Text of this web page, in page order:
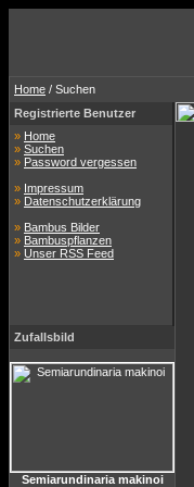
Home / Suchen
Registrierte Benutzer
» Home
» Suchen
» Password vergessen
» Impressum
» Datenschutzerklärung
» Bambus Bilder
» Bambuspflanzen
» Unser RSS Feed
Zufallsbild
Semiarundinaria makinoi